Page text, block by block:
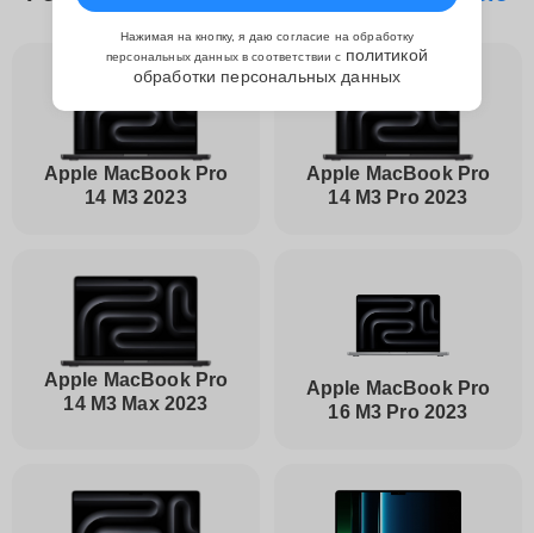
Apple MacBook Pro
14 M3 2023
Apple MacBook Pro
14 M3 Pro 2023
Apple MacBook Pro
14 M3 Max 2023
Apple MacBook Pro
16 M3 Pro 2023
Нажимая на кнопку, я даю согласие на обработку
персональных данных в соответствии с политикой
обработки персональных данных